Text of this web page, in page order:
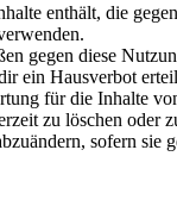
enthält, die
gegen diese
ein Hausverbot
für die Inhalte
zu löschen oder
sofern